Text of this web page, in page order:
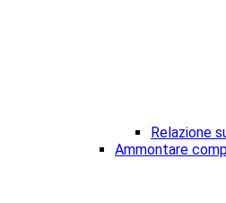
Relazione
Ammontare